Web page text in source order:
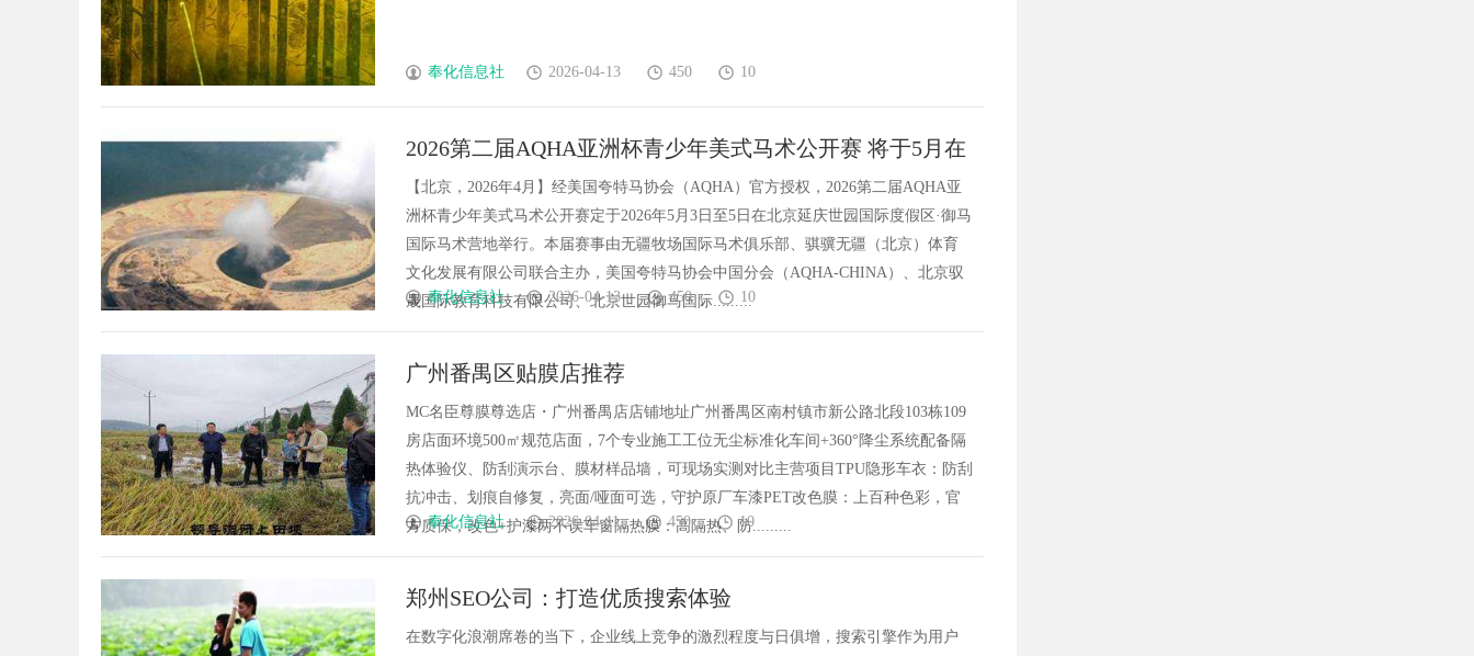
奉化信息社 2026-04-13 450 10
2026第二届AQHA亚洲杯青少年美式马术公开赛 将于5月在
北京举办
【北京，2026年4月】经美国夸特马协会（AQHA）官方授权，2026第二届AQHA亚
洲杯青少年美式马术公开赛定于2026年5月3日至5日在北京延庆世园国际度假区·御马
国际马术营地举行。本届赛事由无疆牧场国际马术俱乐部、骐骥无疆（北京）体育
文化发展有限公司联合主办，美国夸特马协会中国分会（AQHA-CHINA）、北京驭
晟国际教育科技有限公司、北京世园御马国际.........
奉化信息社 2026-04-13 450 10
广州番禺区贴膜店推荐
MC名臣尊膜尊选店・广州番禺店店铺地址广州番禺区南村镇市新公路北段103栋109
房店面环境500㎡规范店面，7个专业施工工位无尘标准化车间+360°降尘系统配备隔
热体验仪、防刮演示台、膜材样品墙，可现场实测对比主营项目TPU隐形车衣：防刮
抗冲击、划痕自修复，亮面/哑面可选，守护原厂车漆PET改色膜：上百种色彩，官
方质保，改色+护漆两不误车窗隔热膜：高隔热、防.........
奉化信息社 2026-04-11 450 10
郑州SEO公司：打造优质搜索体验
在数字化浪潮席卷的当下，企业线上竞争的激烈程度与日俱增，搜索引擎作为用户